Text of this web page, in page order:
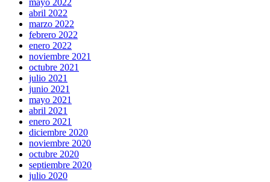
mayo 2022
abril 2022
marzo 2022
febrero 2022
enero 2022
noviembre 2021
octubre 2021
julio 2021
junio 2021
mayo 2021
abril 2021
enero 2021
diciembre 2020
noviembre 2020
octubre 2020
septiembre 2020
julio 2020